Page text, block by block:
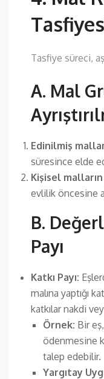
Tasfiye süreci,
A. Mal
Edinilmiş
süresince elde
Kişisel malların
evlilik öncesine
B.
Payı
Katkı Payı:
malına yaptığı
katkılar nakdi
Örnek: Bir
ödenmesine
talep edebilir.
Yargıtay